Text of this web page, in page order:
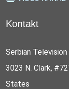
Kontakt
Serbian Television
3023 N. Clark,
States